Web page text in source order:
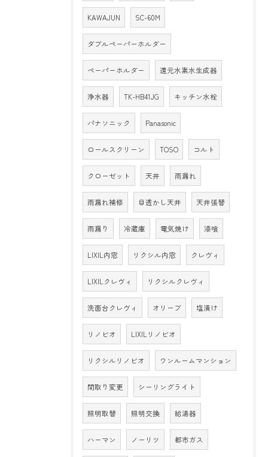
KAWAJUN SC-60M
ダブルペーパーホルダー
ペーパーホルダー 還元水素水生成器
浄水器 TK-HB41JG キッチン水栓
パナソニック Panasonic
ロールスクリーン TOSO コルト
クローゼット 天井 雨漏れ
雨漏れ補修 目透かし天井 天井張替
雨漏り 冷蔵庫 電気焼け 漆喰
LIXIL内窓 リクシル内窓 クレヴィ
LIXILクレヴィ リクシルクレヴィ
洗面台クレヴィ オリーブ 塩漬け
リノビオ LIXILリノビオ
リクシルリノビオ ワンルームマンション
間取り変更 シーリングライト
照明取替 照明交換 給湯器
ハーマン ノーリツ 都市ガス